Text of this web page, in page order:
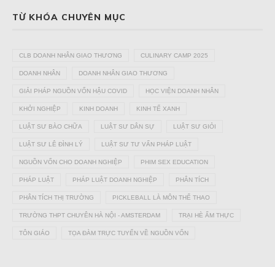
TỪ KHÓA CHUYÊN MỤC
CLB DOANH NHÂN GIAO THƯƠNG CULINARY CAMP 2025
DOANH NHÂN DOANH NHÂN GIAO THƯƠNG
GIẢI PHÁP NGUỒN VỐN HẬU COVID HỌC VIỆN DOANH NHÂN
KHỞI NGHIỆP KINH DOANH KINH TẾ XANH
LUẬT SƯ BÀO CHỮA LUẬT SƯ DÂN SỰ LUẬT SƯ GIỎI
LUẬT SƯ LÊ ĐÌNH LÝ LUẬT SƯ TƯ VẤN PHÁP LUẬT
NGUỒN VỐN CHO DOANH NGHIỆP PHIM SEX EDUCATION
PHÁP LUẬT PHÁP LUẬT DOANH NGHIỆP PHÂN TÍCH
PHÂN TÍCH THỊ TRƯỜNG PICKLEBALL LÀ MÔN THỂ THAO
TRƯỜNG THPT CHUYÊN HÀ NỘI - AMSTERDAM TRẠI HÈ ẨM THỰC
TÔN GIÁO TỌA ĐÀM TRỰC TUYẾN VỀ NGUỒN VỐN